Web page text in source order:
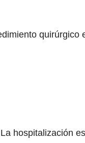
quirúrgico
hospitalización